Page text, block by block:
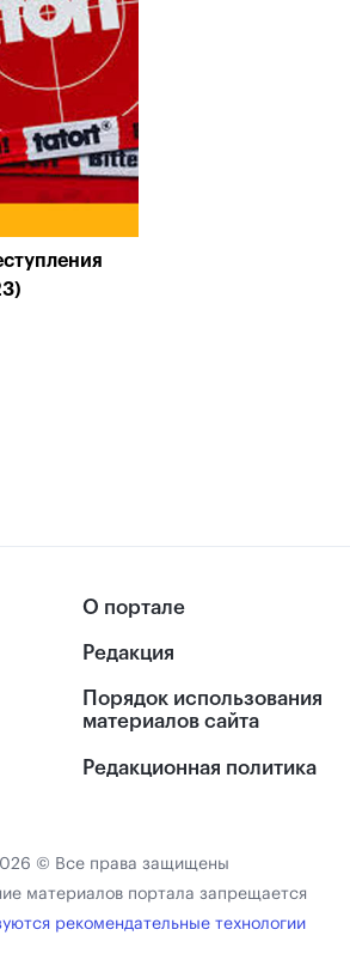
О портале
Редакция
Порядок использования
материалов сайта
Редакционная политика
© Все права защищены
материалов портала запрещается
рекомендательные технологии